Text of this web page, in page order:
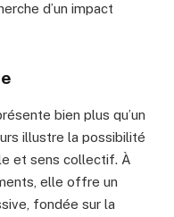
d’un impact
bien plus qu’un
illustre la possibilité
et sens collectif. À
elle offre un
fondée sur la